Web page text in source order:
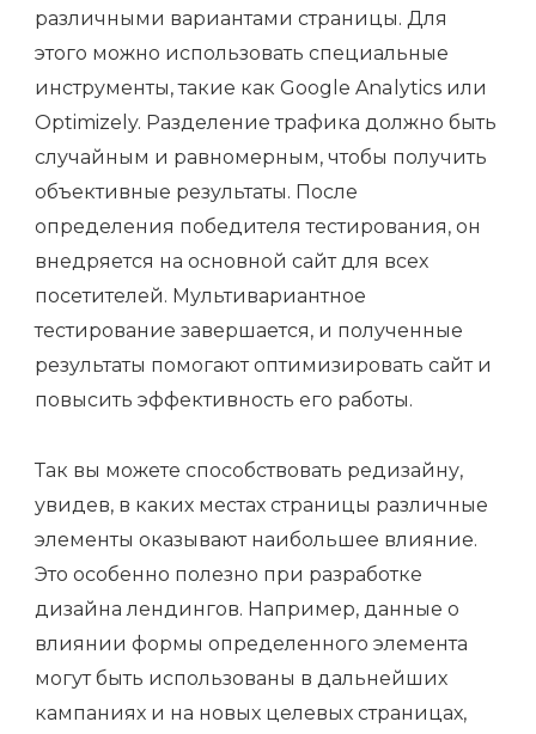
различными вариантами страницы. Для
этого можно использовать специальные
инструменты, такие как Google Analytics или
Optimizely. Разделение трафика должно быть
случайным и равномерным, чтобы получить
объективные результаты. После
определения победителя тестирования, он
внедряется на основной сайт для всех
посетителей. Мультивариантное
тестирование завершается, и полученные
результаты помогают оптимизировать сайт и
повысить эффективность его работы.
Так вы можете способствовать редизайну,
увидев, в каких местах страницы различные
элементы оказывают наибольшее влияние.
Это особенно полезно при разработке
дизайна лендингов. Например, данные о
влиянии формы определенного элемента
могут быть использованы в дальнейших
кампаниях и на новых целевых страницах,